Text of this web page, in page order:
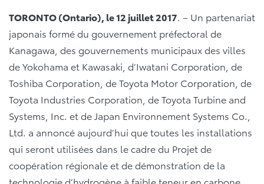
TORONTO (Ontario), le 12 juillet 2017. – Un partenariat
japonais formé du gouvernement préfectoral de
Kanagawa, des gouvernements municipaux des villes
de Yokohama et Kawasaki, d’Iwatani Corporation, de
Toshiba Corporation, de Toyota Motor Corporation, de
Toyota Industries Corporation, de Toyota Turbine and
Systems, Inc. et de Japan Environnement Systems Co.,
Ltd. a annoncé aujourd’hui que toutes les installations
qui seront utilisées dans le cadre du Projet de
coopération régionale et de démonstration de la